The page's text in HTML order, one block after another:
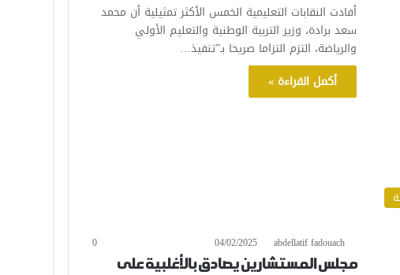
أفادت النقابات التعليمية الخمس الأكثر تمثيلية أن محمد
سعد برادة، وزير التربية الوطنية والتعليم الأولي
والرياضة، التزم التزاما صريحا بـ”تنفيذ…
أكمل القراءة »
abdellatif fadouach
04/02/2025
0
مجلس المستشارين يصادق بالأغلبية على